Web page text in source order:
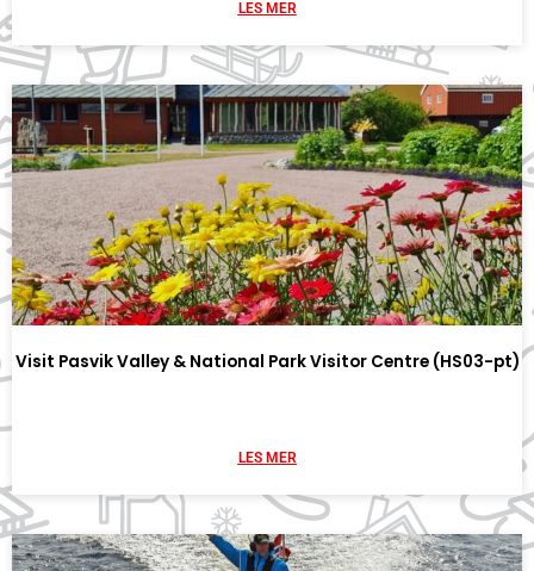
LES MER
Visit Pasvik Valley & National Park Visitor Centre (HS03-pt)
LES MER